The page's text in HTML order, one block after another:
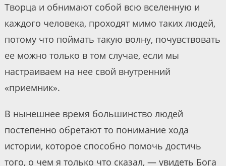
Творца и обнимают собой всю вселенную и
каждого человека, проходят мимо таких людей,
потому что поймать такую волну, почувствовать
ее можно только в том случае, если мы
настраиваем на нее свой внутренний
«приемник».
В нынешнее время большинство людей
постепенно обретают то понимание хода
истории, которое способно помочь достичь
того, о чем я только что сказал, — увидеть Бога